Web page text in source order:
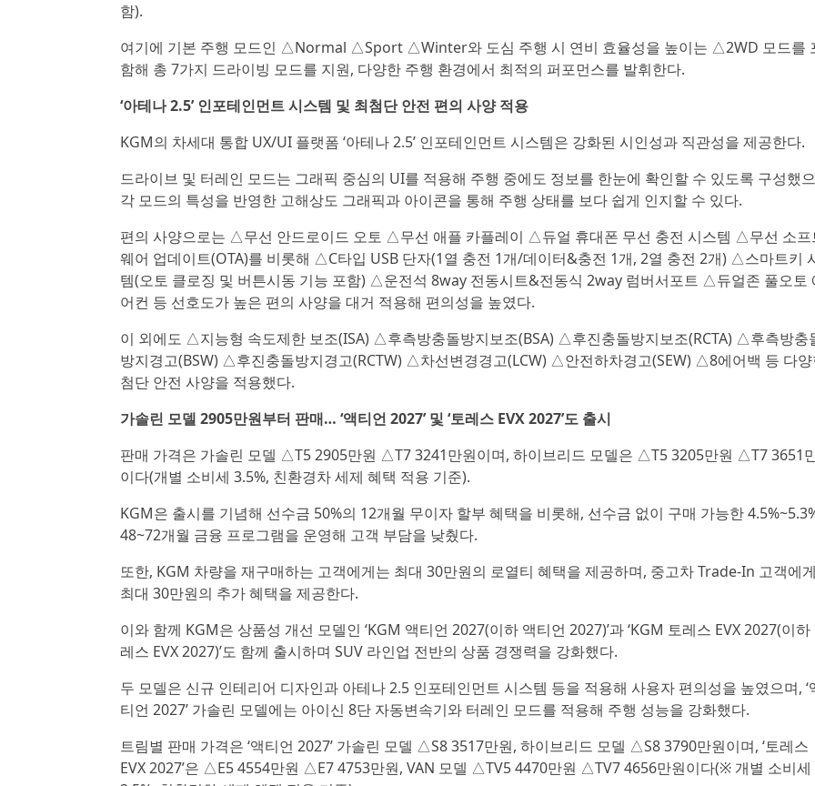
함).
여기에 기본 주행 모드인 △Normal △Sport △Winter와 도심 주행 시 연비 효율성을 높이는 △2WD 모드를
함해 총 7가지 드라이빙 모드를 지원, 다양한 주행 환경에서 최적의 퍼포먼스를 발휘한다.
‘아테나 2.5’ 인포테인먼트 시스템 및 최첨단 안전 편의 사양 적용
KGM의 차세대 통합 UX/UI 플랫폼 ‘아테나 2.5’ 인포테인먼트 시스템은 강화된 시인성과 직관성을 제공한다.
드라이브 및 터레인 모드는 그래픽 중심의 UI를 적용해 주행 중에도 정보를 한눈에 확인할 수 있도록 구성했
각 모드의 특성을 반영한 고해상도 그래픽과 아이콘을 통해 주행 상태를 보다 쉽게 인지할 수 있다.
편의 사양으로는 △무선 안드로이드 오토 △무선 애플 카플레이 △듀얼 휴대폰 무선 충전 시스템 △무선 소프
웨어 업데이트(OTA)를 비롯해 △C타입 USB 단자(1열 충전 1개/데이터&충전 1개, 2열 충전 2개) △스마트키
템(오토 클로징 및 버튼시동 기능 포함) △운전석 8way 전동시트&전동식 2way 럼버서포트 △듀얼존 풀오토
어컨 등 선호도가 높은 편의 사양을 대거 적용해 편의성을 높였다.
이 외에도 △지능형 속도제한 보조(ISA) △후측방충돌방지보조(BSA) △후진충돌방지보조(RCTA) △후측방충
방지경고(BSW) △후진충돌방지경고(RCTW) △차선변경경고(LCW) △안전하차경고(SEW) △8에어백 등 다
첨단 안전 사양을 적용했다.
가솔린 모델 2905만원부터 판매… ‘액티언 2027’ 및 ‘토레스 EVX 2027’도 출시
판매 가격은 가솔린 모델 △T5 2905만원 △T7 3241만원이며, 하이브리드 모델은 △T5 3205만원 △T7 3651
이다(개별 소비세 3.5%, 친환경차 세제 혜택 적용 기준).
KGM은 출시를 기념해 선수금 50%의 12개월 무이자 할부 혜택을 비롯해, 선수금 없이 구매 가능한
48~72개월 금융 프로그램을 운영해 고객 부담을 낮췄다.
또한, KGM 차량을 재구매하는 고객에게는 최대 30만원의 로열티 혜택을 제공하며, 중고차 Trade-In 고객에
최대 30만원의 추가 혜택을 제공한다.
이와 함께 KGM은 상품성 개선 모델인 ‘KGM 액티언 2027(이하 액티언 2027)’과 ‘KGM 토레스 EVX 2027(이하
레스 EVX 2027)’도 함께 출시하며 SUV 라인업 전반의 상품 경쟁력을 강화했다.
두 모델은 신규 인테리어 디자인과 아테나 2.5 인포테인먼트 시스템 등을 적용해 사용자 편의성을 높였으며, ‘
티언 2027’ 가솔린 모델에는 아이신 8단 자동변속기와 터레인 모드를 적용해 주행 성능을 강화했다.
트림별 판매 가격은 ‘액티언 2027’ 가솔린 모델 △S8 3517만원, 하이브리드 모델 △S8 3790만원이며, ‘토레스
EVX 2027’은 △E5 4554만원 △E7 4753만원, VAN 모델 △TV5 4470만원 △TV7 4656만원이다(※ 개별 소비세